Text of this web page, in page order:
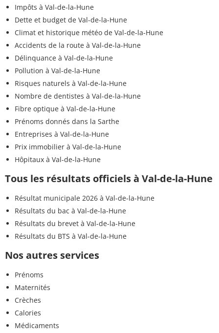
Impôts à Val-de-la-Hune
Dette et budget de Val-de-la-Hune
Climat et historique météo de Val-de-la-Hune
Accidents de la route à Val-de-la-Hune
Délinquance à Val-de-la-Hune
Pollution à Val-de-la-Hune
Risques naturels à Val-de-la-Hune
Nombre de dentistes à Val-de-la-Hune
Fibre optique à Val-de-la-Hune
Prénoms donnés dans la Sarthe
Entreprises à Val-de-la-Hune
Prix immobilier à Val-de-la-Hune
Hôpitaux à Val-de-la-Hune
Tous les résultats officiels à Val-de-la-Hune
Résultat municipale 2026 à Val-de-la-Hune
Résultats du bac à Val-de-la-Hune
Résultats du brevet à Val-de-la-Hune
Résultats du BTS à Val-de-la-Hune
Nos autres services
Prénoms
Maternités
Crèches
Calories
Médicaments